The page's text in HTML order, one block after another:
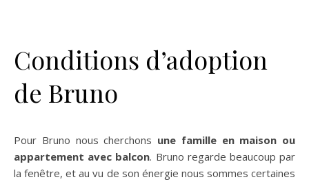
Conditions d’adoption
de Bruno
Pour Bruno nous cherchons une famille en maison ou
appartement avec balcon. Bruno regarde beaucoup par
la fenêtre, et au vu de son énergie nous sommes certaines